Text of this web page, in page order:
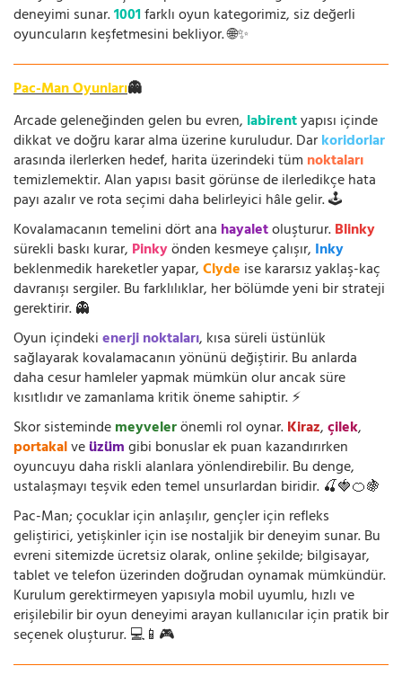
deneyimi sunar.1001farklı oyun kategorimiz, siz değerli
oyuncuların keşfetmesini bekliyor. 🌐✨
Pac-Man Oyunları👻
Arcade geleneğinden gelen bu evren, labirentyapısı içinde
dikkat ve doğru karar alma üzerine kuruludur. Darkoridorlar
arasında ilerlerken hedef, harita üzerindeki tüm noktaları
temizlemektir. Alan yapısı basit görünse de ilerledikçe hata
payı azalır ve rota seçimi daha belirleyici hâle gelir. 🕹️
Kovalamacanın temelini dört ana hayaletoluşturur.Blinky
sürekli baskı kurar, Pinkyönden kesmeye çalışır, Inky
beklenmedik hareketler yapar,Clyde ise kararsız yaklaş-kaç
davranışı sergiler. Bu farklılıklar, her bölümde yeni bir strateji
gerektirir. 👻
Oyun içindekienerji noktaları, kısa süreli üstünlük
sağlayarak kovalamacanın yönünü değiştirir. Bu anlarda
daha cesur hamleler yapmak mümkün olur ancak süre
kısıtlıdır ve zamanlama kritik öneme sahiptir. ⚡
Skor sistemindemeyvelerönemli rol oynar.Kiraz,çilek,
portakalveüzümgibi bonuslar ek puan kazandırırken
oyuncuyu daha riskli alanlara yönlendirebilir. Bu denge,
ustalaşmayı teşvik eden temel unsurlardan biridir. 🍒🍓🍊🍇
Pac-Man; çocuklar için anlaşılır, gençler için refleks
geliştirici, yetişkinler için ise nostaljik bir deneyim sunar. Bu
evreni sitemizde ücretsiz olarak, online şekilde; bilgisayar,
tablet ve telefon üzerinden doğrudan oynamak mümkündür.
Kurulum gerektirmeyen yapısıyla mobil uyumlu, hızlı ve
erişilebilir bir oyun deneyimi arayan kullanıcılar için pratik bir
seçenek oluşturur. 💻📱🎮